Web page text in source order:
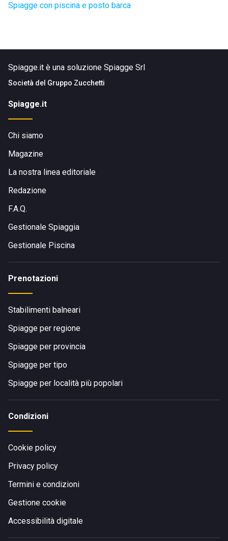
Spiagge con piscina e posto barca
Spiagge.it è una soluzione Spiagge Srl
Società del Gruppo Zucchetti
Spiagge.it
Chi siamo
Magazine
La nostra linea editoriale
Redazione
F.A.Q.
Gestionale Spiaggia
Gestionale Piscina
Prenotazioni
Stabilimenti balneari
Spiagge per regione
Spiagge per provincia
Spiagge per tipo
Spiagge per località più popolari
Condizioni
Cookie policy
Privacy policy
Termini e condizioni
Gestione cookie
Accessibilità digitale